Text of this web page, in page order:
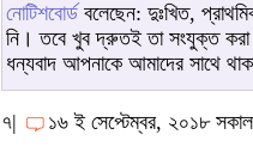
নোটিশবোর্ড বলেছেন: দুঃখিত,
নি। তবে খুব দ্রুতই তা সংযুক্ত করা
ধন্যবাদ আপনাকে আমাদের সাথে
৭|
১৬ ই সেপ্টেম্বর, ২০১৮